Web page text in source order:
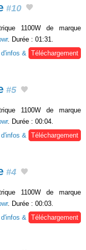
#10
1100W de marque
. Durée : 01:31.
&
Téléchargement
#5
1100W de marque
. Durée : 00:04.
&
Téléchargement
#4
1100W de marque
. Durée : 00:03.
&
Téléchargement